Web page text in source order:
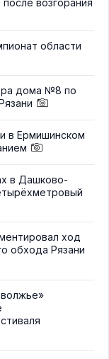
области
дома №8 по
в Ермишинском
в Дашково-
ход
обхода Рязани